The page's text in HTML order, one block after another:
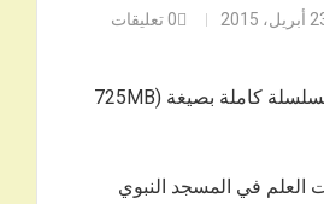
2015
0تعليقات
رابط واحد لتحميل السلسلة كاملة بصيغة 725MB)
في المسجد النبوي